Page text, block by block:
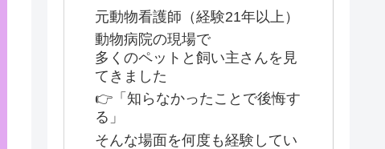
元動物看護師（経験21年以上）
動物病院の現場で
多くのペットと飼い主さんを見
てきました
👉「知らなかったことで後悔す
る」
そんな場面を何度も経験してい